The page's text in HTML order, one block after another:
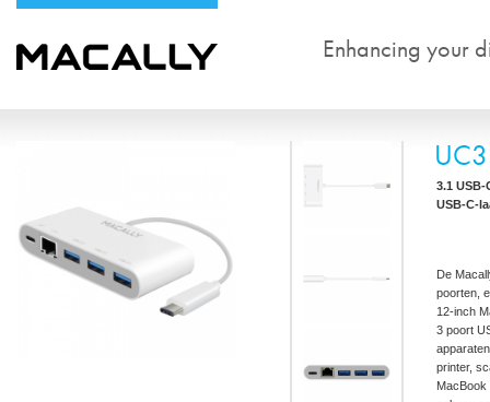
Enhancing your
3.1
USB-C-
De
poorten,
12-inch
3 poort
printer,
MacBook